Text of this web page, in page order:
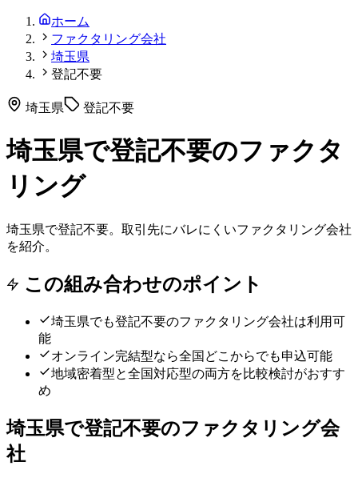
ホーム
ファクタリング会社
埼玉県
登記不要
埼玉県 登記不要
埼玉県で登記不要のファクタ
リング
埼玉県で登記不要。取引先にバレにくいファクタリング会社
を紹介。
この組み合わせのポイント
埼玉県でも登記不要のファクタリング会社は利用可
能
オンライン完結型なら全国どこからでも申込可能
地域密着型と全国対応型の両方を比較検討がおすす
め
埼玉県で登記不要のファクタリング会
社